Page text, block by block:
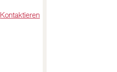
Kontaktieren